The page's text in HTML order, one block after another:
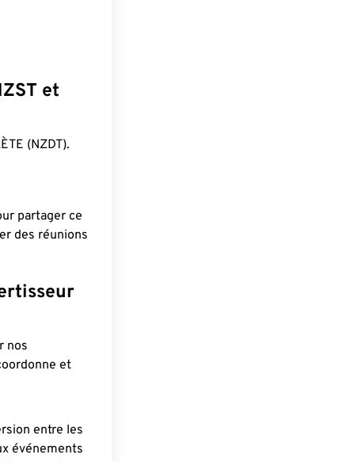
et
(NZDT).
partager ce
des réunions
nos
et
entre les
événements